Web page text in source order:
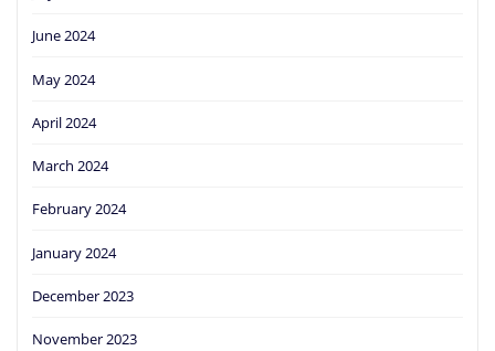
June 2024
May 2024
April 2024
March 2024
February 2024
January 2024
December 2023
November 2023